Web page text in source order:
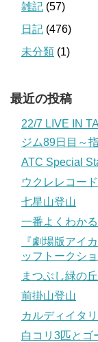
雑記 (57)
日記 (476)
未分類 (1)
最近の投稿
22/7 LIVE IN
ジム89日目～
ATC Special
ウクレレコー
七星山登山
一番よくわか
『劇場版アイ
ッフトークシ
まつぶし緑の
前掛山登山
カルディイタ
白コリ3匹とゴ